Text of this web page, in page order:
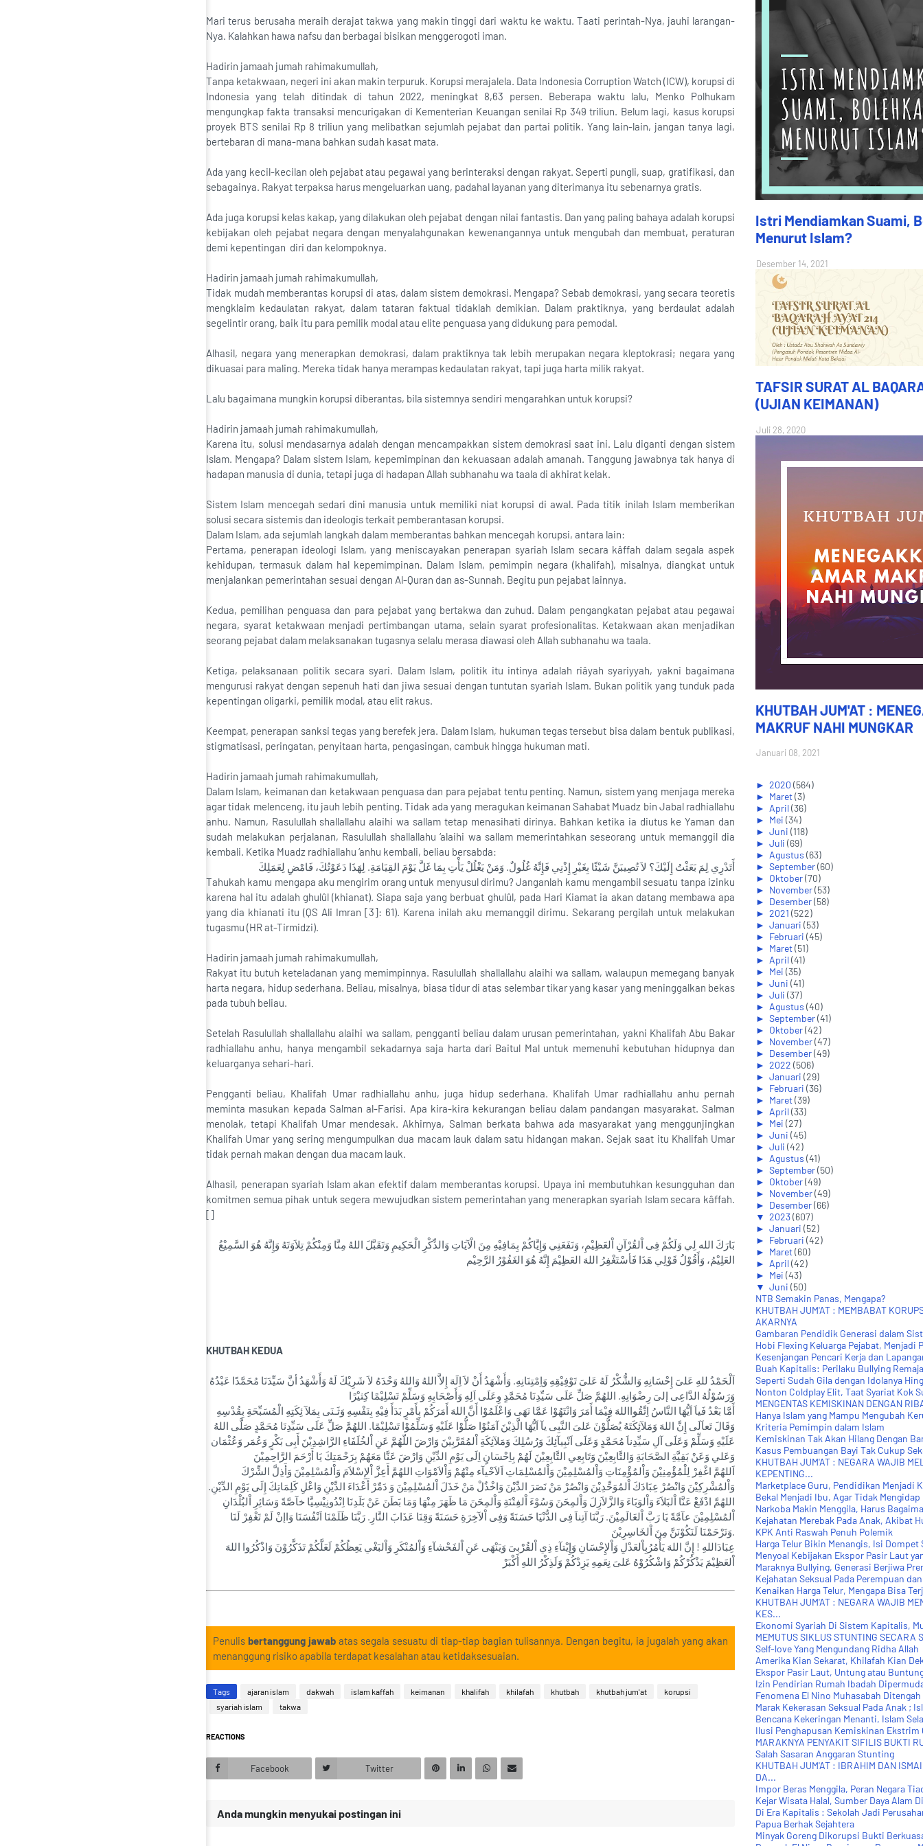
Mari terus berusaha meraih derajat takwa yang makin tinggi dari waktu ke waktu. Taati perintah-Nya, jauhi larangan-
Nya. Kalahkan hawa nafsu dan berbagai bisikan menggerogoti iman.
Hadirin jamaah jumah rahimakumullah,
Tanpa ketakwaan, negeri ini akan makin terpuruk. Korupsi merajalela. Data Indonesia Corruption Watch (ICW), korupsi di
Indonesia yang telah ditindak di tahun 2022, meningkat 8,63 persen. Beberapa waktu lalu, Menko Polhukam
mengungkap fakta transaksi mencurigakan di Kementerian Keuangan senilai Rp 349 triliun. Belum lagi, kasus korupsi
proyek BTS senilai Rp 8 triliun yang melibatkan sejumlah pejabat dan partai politik. Yang lain-lain, jangan tanya lagi,
bertebaran di mana-mana bahkan sudah kasat mata.
Ada yang kecil-kecilan oleh pejabat atau pegawai yang berinteraksi dengan rakyat. Seperti pungli, suap, gratifikasi, dan
sebagainya. Rakyat terpaksa harus mengeluarkan uang, padahal layanan yang diterimanya itu sebenarnya gratis.
Ada juga korupsi kelas kakap, yang dilakukan oleh pejabat dengan nilai fantastis. Dan yang paling bahaya adalah korupsi
kebijakan oleh pejabat negara dengan menyalahgunakan kewenangannya untuk mengubah dan membuat, peraturan
demi kepentingan diri dan kelompoknya.
Hadirin jamaah jumah rahimakumullah,
Tidak mudah memberantas korupsi di atas, dalam sistem demokrasi. Mengapa? Sebab demokrasi, yang secara teoretis
mengklaim kedaulatan rakyat, dalam tataran faktual tidaklah demikian. Dalam praktiknya, yang berdaulat adalah
segelintir orang, baik itu para pemilik modal atau elite penguasa yang didukung para pemodal.
Alhasil, negara yang menerapkan demokrasi, dalam praktiknya tak lebih merupakan negara kleptokrasi; negara yang
dikuasai para maling. Mereka tidak hanya merampas kedaulatan rakyat, tapi juga harta milik rakyat.
Lalu bagaimana mungkin korupsi diberantas, bila sistemnya sendiri mengarahkan untuk korupsi?
Hadirin jamaah jumah rahimakumullah,
Karena itu, solusi mendasarnya adalah dengan mencampakkan sistem demokrasi saat ini. Lalu diganti dengan sistem
Islam. Mengapa? Dalam sistem Islam, kepemimpinan dan kekuasaan adalah amanah. Tanggung jawabnya tak hanya di
hadapan manusia di dunia, tetapi juga di hadapan Allah subhanahu wa taala di akhirat kelak.
Sistem Islam mencegah sedari dini manusia untuk memiliki niat korupsi di awal. Pada titik inilah Islam memberikan
solusi secara sistemis dan ideologis terkait pemberantasan korupsi.
Dalam Islam, ada sejumlah langkah dalam memberantas bahkan mencegah korupsi, antara lain:
Pertama, penerapan ideologi Islam, yang meniscayakan penerapan syariah Islam secara kâffah dalam segala aspek
kehidupan, termasuk dalam hal kepemimpinan. Dalam Islam, pemimpin negara (khalifah), misalnya, diangkat untuk
menjalankan pemerintahan sesuai dengan Al-Quran dan as-Sunnah. Begitu pun pejabat lainnya.
Kedua, pemilihan penguasa dan para pejabat yang bertakwa dan zuhud. Dalam pengangkatan pejabat atau pegawai
negara, syarat ketakwaan menjadi pertimbangan utama, selain syarat profesionalitas. Ketakwaan akan menjadikan
seorang pejabat dalam melaksanakan tugasnya selalu merasa diawasi oleh Allah subhanahu wa taala.
Ketiga, pelaksanaan politik secara syari. Dalam Islam, politik itu intinya adalah riâyah syariyyah, yakni bagaimana
mengurusi rakyat dengan sepenuh hati dan jiwa sesuai dengan tuntutan syariah Islam. Bukan politik yang tunduk pada
kepentingan oligarki, pemilik modal, atau elit rakus.
Keempat, penerapan sanksi tegas yang berefek jera. Dalam Islam, hukuman tegas tersebut bisa dalam bentuk publikasi,
stigmatisasi, peringatan, penyitaan harta, pengasingan, cambuk hingga hukuman mati.
Hadirin jamaah jumah rahimakumullah,
Dalam Islam, keimanan dan ketakwaan penguasa dan para pejabat tentu penting. Namun, sistem yang menjaga mereka
agar tidak melenceng, itu jauh lebih penting. Tidak ada yang meragukan keimanan Sahabat Muadz bin Jabal radhiallahu
anhu. Namun, Rasulullah shallallahu alaihi wa sallam tetap menasihati dirinya. Bahkan ketika ia diutus ke Yaman dan
sudah melakukan perjalanan, Rasulullah shallallahu ‘alaihi wa sallam memerintahkan seseorang untuk memanggil dia
kembali. Ketika Muadz radhiallahu ‘anhu kembali, beliau bersabda:
أَتَدْرِي لِمَ بَعَثْتُ إِلَيْكَ؟ لاَ تُصِيبَنَّ شَيْئًا بِغَيْرِ إِذْنِي فَإِنَّهُ غُلُولٌ. وَمَنْ يَغْلُلْ يَأْتِ بِمَا غَلَّ يَوْمَ القِيَامَةِ. لِهَذَا دَعَوْتُكَ، فَامْضِ لِعَمَلِكَ
Tahukah kamu mengapa aku mengirim orang untuk menyusul dirimu? Janganlah kamu mengambil sesuatu tanpa izinku
karena hal itu adalah ghulûl (khianat). Siapa saja yang berbuat ghulûl, pada Hari Kiamat ia akan datang membawa apa
yang dia khianati itu (QS Ali Imran [3]: 61). Karena inilah aku memanggil dirimu. Sekarang pergilah untuk melakukan
tugasmu (HR at-Tirmidzi).
Hadirin jamaah jumah rahimakumullah,
Rakyat itu butuh keteladanan yang memimpinnya. Rasulullah shallallahu alaihi wa sallam, walaupun memegang banyak
harta negara, hidup sederhana. Beliau, misalnya, biasa tidur di atas selembar tikar yang kasar yang meninggalkan bekas
pada tubuh beliau.
Setelah Rasulullah shallallahu alaihi wa sallam, pengganti beliau dalam urusan pemerintahan, yakni Khalifah Abu Bakar
radhiallahu anhu, hanya mengambil sekadarnya saja harta dari Baitul Mal untuk memenuhi kebutuhan hidupnya dan
keluarganya sehari-hari.
Pengganti beliau, Khalifah Umar radhiallahu anhu, juga hidup sederhana. Khalifah Umar radhiallahu anhu pernah
meminta masukan kepada Salman al-Farisi. Apa kira-kira kekurangan beliau dalam pandangan masyarakat. Salman
menolak, tetapi Khalifah Umar mendesak. Akhirnya, Salman berkata bahwa ada masyarakat yang menggunjingkan
Khalifah Umar yang sering mengumpulkan dua macam lauk dalam satu hidangan makan. Sejak saat itu Khalifah Umar
tidak pernah makan dengan dua macam lauk.
Alhasil, penerapan syariah Islam akan efektif dalam memberantas korupsi. Upaya ini membutuhkan kesungguhan dan
komitmen semua pihak untuk segera mewujudkan sistem pemerintahan yang menerapkan syariah Islam secara kâffah.
[]
بَارَكَ الله لِي وَلَكُمْ فِى اْلقُرْآنِ اْلعَظِيْمِ، وَنَفَعَنِي وَإِيَّاكُمْ بِمَافِيْهِ مِنَ الْآيَاتِ وَالذِّكْرِ الْحَكِيمِ وَتَقَبَّلَ اللهُ مِنَّا وَمِنْكُمْ تِلاَوَتَهُ وَإِنَّهُ هُوَ السَّمِيْعُ
العَلِيْمُ، وَأَقُوْلُ قَوْلِي هَذَا فَأسْتَغْفِرُ اللهَ العَظِيْمَ إِنَّهُ هُوَ الغَفُوْرُ الرَّحِيْم
KHUTBAH KEDUA
اَلْحَمْدُ للهِ عَلىَ إِحْسَانِهِ وَالشُّكْرُ لَهُ عَلىَ تَوْفِيْقِهِ وَاِمْتِنَانِهِ. وَأَشْهَدُ أَنْ لاَ اِلَهَ إِلاَّ اللهُ وَاللهُ وَحْدَهُ لاَ شَرِيْكَ لَهُ وَأَشْهَدُ أنَّ سَيِّدَنَا مُحَمَّدًا عَبْدُهُ
وَرَسُوْلُهُ الدَّاعِى إلىَ رِضْوَانِهِ. اللهُمَّ صَلِّ عَلَى سَيِّدِنَا مُحَمَّدٍ وِعَلَى اَلِهِ وَأَصْحَابِهِ وَسَلِّمْ تَسْلِيْمًا كِثيْرًا
أَمَّا بَعْدُ فَياَ اَيُّهَا النَّاسُ اِتَّقُوااللهَ فِيْمَا أَمَرَ وَانْتَهُوْا عَمَّا نَهَى وَاعْلَمُوْا أَنَّ اللهَ أَمَرَكُمْ بِأَمْرٍ بَدَأَ فِيْهِ بِنَفْسِهِ وَثَـنَى بِمَلآ ئِكَتِهِ الْمُسَبِّحَةِ بِقُدْسِهِ
وَقَالَ تَعاَلَى إِنَّ اللهَ وَمَلآئِكَتَهُ يُصَلُّوْنَ عَلىَ النَّبِى يآ اَيُّهَا الَّذِيْنَ آمَنُوْا صَلُّوْا عَلَيْهِ وَسَلِّمُوْا تَسْلِيْمًا. اللهُمَّ صَلِّ عَلَى سَيِّدِنَا مُحَمَّدٍ صَلَّى اللهُ
عَلَيْهِ وَسَلِّمْ وَعَلَى آلِ سَيِّدِناَ مُحَمَّدٍ وَعَلَى اَنْبِيآئِكَ وَرُسُلِكَ وَمَلآئِكَةِ اْلمُقَرَّبِيْنَ وَارْضَ اللّهُمَّ عَنِ اْلخُلَفَاءِ الرَّاشِدِيْنَ أَبِى بَكْرٍ وَعُمَر وَعُثْمَان
وَعَلي وَعَنْ بَقِيَّةِ الصَّحَابَةِ وَالتَّابِعِيْنَ وَتَابِعِي التَّابِعِيْنَ لَهُمْ بِاِحْسَانٍ اِلَى يَوْمِ الدِّيْنِ وَارْضَ عَنَّا مَعَهُمْ بِرَحْمَتِكَ يَا أَرْحَمَ الرَّاحِمِيْنَ
اَللهُمَّ اغْفِرْ لِلْمُؤْمِنِيْنَ وَاْلمُؤْمِنَاتِ وَاْلمُسْلِمِيْنَ وَاْلمُسْلِمَاتِ اَلاَحْيآء مِنْهُمْ وَاْلاَمْوَاتِ اللهُمَّ أَعِزَّ اْلإِسْلاَمَ وَاْلمُسْلِمِيْنَ وَأَذِلَّ الشِّرْكَ
وَاْلمُشْرِكِيْنَ وَانْصُرْ عِبَادَكَ اْلمُوَحِّدِيْنَ وَانْصُرْ مَنْ نَصَرَ الدِّيْنَ وَاخْذُلْ مَنْ خَذَلَ اْلمُسْلِمِيْنَ وَ دَمِّرْ أَعْدَاءَ الدِّيْنِ وَاعْلِ كَلِمَاتِكَ إِلَى يَوْمِ الدِّيْنِ.
اللهُمَّ ادْفَعْ عَنَّا اْلبَلاَءَ وَاْلوَبَاءَ وَالزَّلاَزِلَ وَاْلمِحَنَ وَسُوْءَ اْلفِتْنَةِ وَاْلمِحَنَ مَا ظَهَرَ مِنْهَا وَمَا بَطَنَ عَنْ بَلَدِنَا اِنْدُونِيْسِيَّا خآصَّةً وَسَائِرِ اْلبُلْدَانِ
اْلمُسْلِمِيْنَ عآمَّةً يَا رَبَّ اْلعَالَمِيْنَ. رَبَّنَا آتِناَ فِى الدُّنْيَا حَسَنَةً وَفِى اْلآخِرَةِ حَسَنَةً وَقِنَا عَذَابَ النَّارِ. رَبَّنَا ظَلَمْنَا اَنْفُسَنَا وَاإنْ لَمْ تَغْفِرْ لَنَا
وَتَرْحَمْنَا لَنَكُوْنَنَّ مِنَ اْلخَاسِرِيْنَ.
عِبَادَاللهِ ! إِنَّ اللهَ يَأْمُرُبِاْلعَدْلِ وَاْلإِحْسَانِ وَإِيْتآءِ ذِي اْلقُرْبىَ وَيَنْهَى عَنِ اْلفَحْشآءِ وَاْلمُنْكَرِ وَاْلبَغْي يَعِظُكُمْ لَعَلَّكُمْ تَذَكَّرُوْنَ وَاذْكُرُوا اللهَ
اْلعَظِيْمَ يَذْكُرْكُمْ وَاشْكُرُوْهُ عَلىَ نِعَمِهِ يَزِدْكُمْ وَلَذِكْرُ اللهِ أَكْبَرْ
Penulis bertanggung jawab atas segala sesuatu di tiap-tiap bagian tulisannya. Dengan begitu, ia jugalah yang akan
menanggung risiko apabila terdapat kesalahan atau ketidaksesuaian.
Tags ajaran islam dakwah islam kaffah keimanan khalifah khilafah khutbah khutbah jum'at
korupsi
syariah islam
takwa
REACTIONS
Facebook Twitter
Anda mungkin menyukai postingan ini
Istri Mendiamkan Suami,
Menurut Islam?
Desember 14, 2021
TAFSIR SURAT AL
(UJIAN KEIMANAN)
Juli 28, 2020
KHUTBAH JUM'AT :
MAKRUF NAHI MUNGKAR
Januari 08, 2021
► 2020 (564)
► Maret(3)
► April(36)
► Mei (34)
► Juni (118)
► Juli (69)
► Agustus (63)
► September(60)
► Oktober(70)
► November(53)
► Desember(58)
► 2021 (522)
► Januari (53)
► Februari (45)
► Maret(51)
► April(41)
► Mei (35)
► Juni (41)
► Juli (37)
► Agustus (40)
► September(41)
► Oktober(42)
► November(47)
► Desember(49)
► 2022 (506)
► Januari (29)
► Februari (36)
► Maret(39)
► April(33)
► Mei (27)
► Juni (45)
► Juli (42)
► Agustus (41)
► September(50)
► Oktober(49)
► November(49)
► Desember(66)
▼ 2023(607)
► Januari (52)
► Februari (42)
► Maret(60)
► April(42)
► Mei (43)
▼ Juni (50)
NTB Semakin Panas, Mengapa?
KHUTBAH JUM'AT : MEMBABAT
AKARNYA
Gambaran Pendidik Generasi dalam
Hobi Flexing Keluarga Pejabat, Menjadi
Kesenjangan Pencari Kerja dan
Buah Kapitalis: Perilaku Bullying
Seperti Sudah Gila dengan Idolanya
Nonton Coldplay Elit, Taat Syariat Kok
MENGENTAS KEMISKINAN DENGAN
Hanya Islam yang Mampu Mengubah
Kriteria Pemimpin dalam Islam
Kemiskinan Tak Akan Hilang Dengan
Kasus Pembuangan Bayi Tak Cukup
KHUTBAH JUM'AT : NEGARA WAJIB
KEPENTING...
Marketplace Guru, Pendidikan Menjadi
Bekal Menjadi Ibu, Agar Tidak Mengidap
Narkoba Makin Menggila, Harus
Kejahatan Merebak Pada Anak, Akibat
KPK Anti Raswah Penuh Polemik
Harga Telur Bikin Menangis, Isi Dompet
Menyoal Kebijakan Ekspor Pasir Laut
Maraknya Bullying, Generasi Berjiwa
Kejahatan Seksual Pada Perempuan
Kenaikan Harga Telur, Mengapa Bisa
KHUTBAH JUM'AT : NEGARA WAJIB
KES...
Ekonomi Syariah Di Sistem Kapitalis,
MEMUTUS SIKLUS STUNTING SECARA
Self-love Yang Mengundang Ridha Allah
Amerika Kian Sekarat, Khilafah Kian
Ekspor Pasir Laut, Untung atau
Izin Pendirian Rumah Ibadah
Fenomena El Nino Muhasabah
Marak Kekerasan Seksual Pada Anak ;
Bencana Kekeringan Menanti, Islam
Ilusi Penghapusan Kemiskinan Ekstrim
MARAKNYA PENYAKIT SIFILIS BUKTI
Salah Sasaran Anggaran Stunting
KHUTBAH JUM'AT : IBRAHIM DAN
DA...
Impor Beras Menggila, Peran Negara
Kejar Wisata Halal, Sumber Daya Alam
Di Era Kapitalis : Sekolah Jadi
Papua Berhak Sejahtera
Minyak Goreng Dikorupsi Bukti